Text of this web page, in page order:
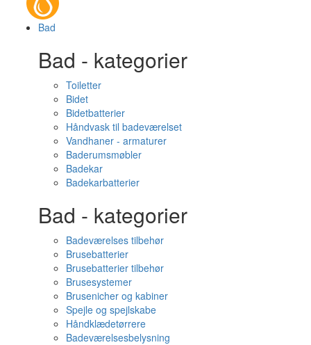
Bad
Bad - kategorier
Toiletter
Bidet
Bidetbatterier
Håndvask til badeværelset
Vandhaner - armaturer
Baderumsmøbler
Badekar
Badekarbatterier
Bad - kategorier
Badeværelses tilbehør
Brusebatterier
Brusebatterier tilbehør
Brusesystemer
Brusenicher og kabiner
Spejle og spejlskabe
Håndklædetørrere
Badeværelsesbelysning